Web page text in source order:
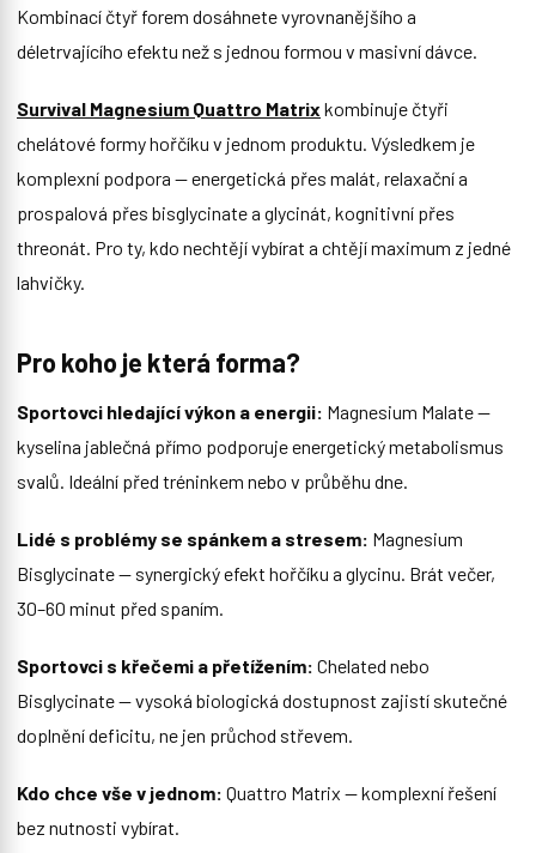
Kombinací čtyř forem dosáhnete vyrovnanějšího a
déletrvajícího efektu než s jednou formou v masivní dávce.
Survival Magnesium Quattro Matrix kombinuje čtyři
chelátové formy hořčíku v jednom produktu. Výsledkem je
komplexní podpora — energetická přes malát, relaxační a
prospalová přes bisglycinate a glycinát, kognitivní přes
threonát. Pro ty, kdo nechtějí vybírat a chtějí maximum z jedné
lahvičky.
Pro koho je která forma?
Sportovci hledající výkon a energii: Magnesium Malate —
kyselina jablečná přímo podporuje energetický metabolismus
svalů. Ideální před tréninkem nebo v průběhu dne.
Lidé s problémy se spánkem a stresem: Magnesium
Bisglycinate — synergický efekt hořčíku a glycinu. Brát večer,
30–60 minut před spaním.
Sportovci s křečemi a přetížením: Chelated nebo
Bisglycinate — vysoká biologická dostupnost zajistí skutečné
doplnění deficitu, ne jen průchod střevem.
Kdo chce vše v jednom: Quattro Matrix — komplexní řešení
bez nutnosti vybírat.